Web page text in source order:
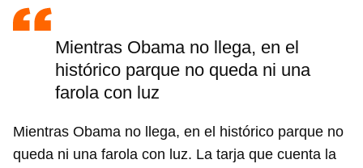
Mientras Obama no llega, en el
histórico parque no queda ni una
farola con luz
Mientras Obama no llega, en el histórico parque no
queda ni una farola con luz. La tarja que cuenta la